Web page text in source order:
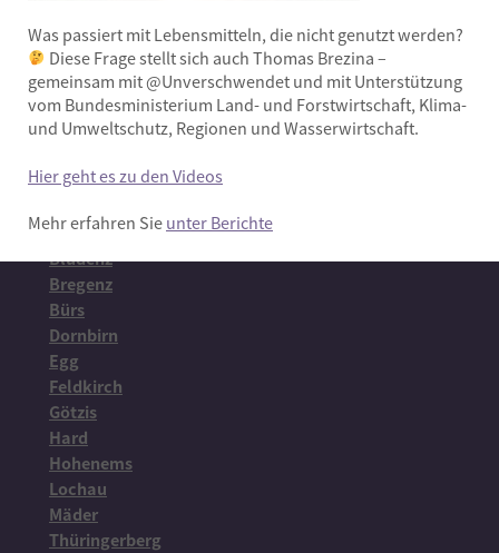
Wo?
Bludenz
Bregenz
Bürs
Dornbirn
Egg
Feldkirch
Götzis
Hard
Hohenems
Lochau
Mäder
Thüringerberg
Was passiert mit Lebensmitteln, die nicht genutzt werden?
Diese Frage stellt sich auch Thomas Brezina –
gemeinsam mit @Unverschwendet und mit Unterstützung
vom Bundesministerium Land- und Forstwirtschaft, Klima-
und Umweltschutz, Regionen und Wasserwirtschaft.
Hier geht es zu den Videos
Mehr erfahren Sieunter Berichte